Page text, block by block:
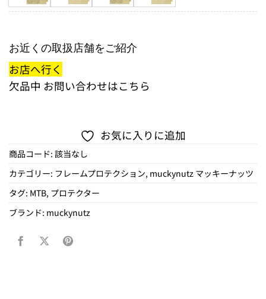
お近くの取扱店舗をご紹介
お店へ行く
欠品中 お問い合わせはこちら
お気に入りに追加
商品コード: 該当なし
カテゴリー: フレームプロテクション, muckynutz マッキーナッツ
タグ: MTB, プロテクター
ブランド: muckynutz